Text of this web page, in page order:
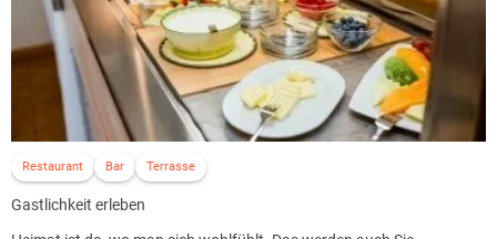
Ein traditionsreiches Haus, das aber modernen Komfort bietet.
Restaurant Bar Terrasse
Gastlichkeit erleben